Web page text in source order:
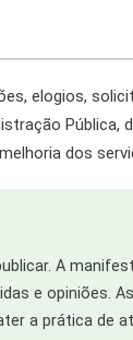
elogios,
Pública,
dos
A
e opiniões.
a prática de